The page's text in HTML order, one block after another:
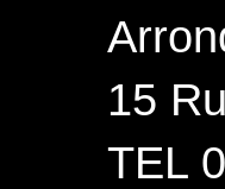
15
TEL